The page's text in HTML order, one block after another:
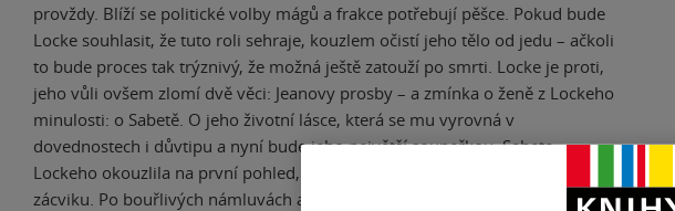
provždy. Blíží se politické volby mágů a frakce potřebují pěšce. Pokud bude
Locke souhlasit, že tuto roli sehraje, kouzlem očistí jeho tělo od jedu – ačkoli
to bude proces tak trýznivý, že možná ještě zatouží po smrti. Locke je proti,
jeho vůli ovšem zlomí dvě věci: Jeanovy prosby – a zmínka o ženě z Lockeho
minulosti: o Sabetě. O jeho životní lásce, která se mu vyrovná v
dovednostech i důvtipu a nyní bude jeho největší soupeřkou. Sabeta
Lockeho okouzlila na první pohled, když byli oba mladí sirotci a zloději v
zácviku. Po bouřlivých námluvách ale odešla. Nyní se střetnou v dalším